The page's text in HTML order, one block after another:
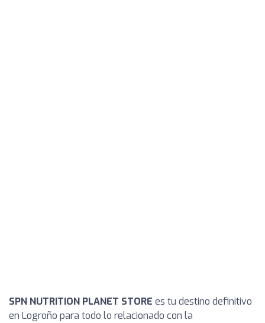
SPN NUTRITION PLANET STORE es tu destino definitivo
en Logroño para todo lo relacionado con la